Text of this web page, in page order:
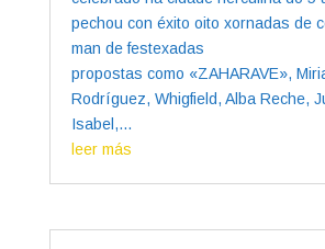
pechou con éxito oito xornadas de
man de festexadas
propostas como «ZAHARAVE»,
Rodríguez, Whigfield, Alba Reche,
Isabel,...
leer más